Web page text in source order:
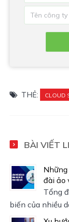
THẺ: CLOUD
BÀI VIẾT
đài ảo
Tổng
biến của nhiều